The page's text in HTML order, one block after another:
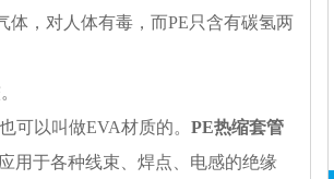
，对人体有毒，而PE只含有碳氢两
可以叫做EVA材质的。 PE热缩套管
用于各种线束、焊点、电感的绝缘